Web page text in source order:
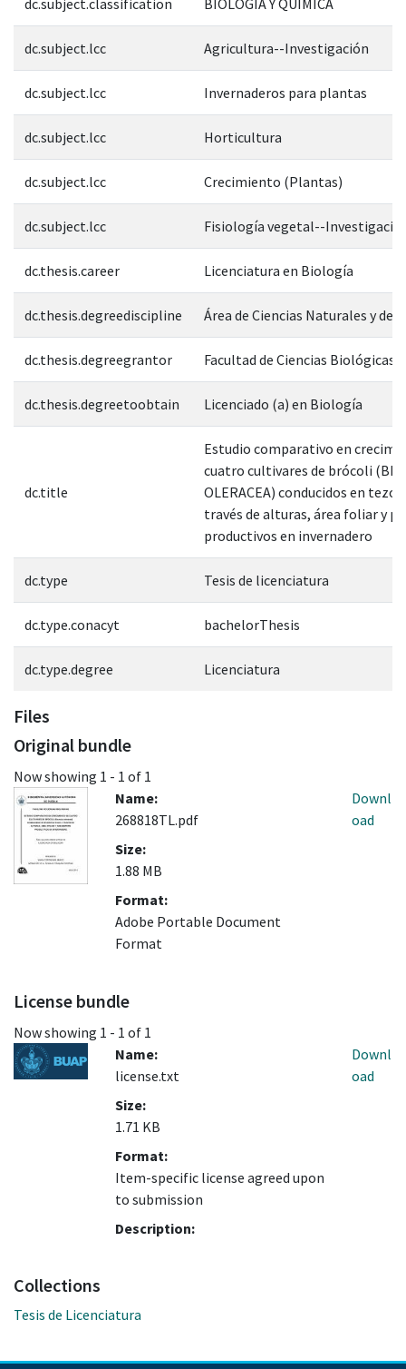
dc.subject.lcc Agricultura--Investigación
dc.subject.lcc Invernaderos para plantas
dc.subject.lcc Horticultura
dc.subject.lcc Crecimiento (Plantas)
dc.subject.lcc Fisiología vegetal--
dc.thesis.career Licenciatura en Biología
dc.thesis.degreediscipline Área de Ciencias Naturales y de
dc.thesis.degreegrantor Facultad de Ciencias Biológicas
dc.thesis.degreetoobtain Licenciado (a) en Biología
dc.title
Estudio comparativo en
cuatro cultivares de brócoli
OLERACEA) conducidos en
través de alturas, área foliar y
productivos en invernadero
dc.type Tesis de licenciatura
dc.type.conacyt bachelorThesis
dc.type.degree Licenciatura
Files
Original bundle
Now showing 1 - 1 of 1
Name:
268818TL.pdf
Size:
1.88 MB
Format:
Adobe Portable Document
Format
Downl
oad
License bundle
Now showing 1 - 1 of 1
Name:
license.txt
Size:
1.71 KB
Format:
Item-specific license agreed upon
to submission
Description:
Downl
oad
Collections
Tesis de Licenciatura